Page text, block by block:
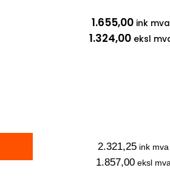
1.655,00 ink mva
1.324,00eksl
2.321,25 ink mva
1.857,00eksl mva